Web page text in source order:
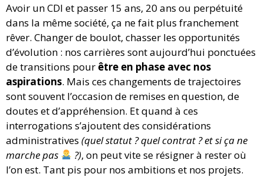
Avoir un CDI et passer 15 ans, 20 ans ou perpétuité
dans la même société, ça ne fait plus franchement
rêver. Changer de boulot, chasser les opportunités
d’évolution : nos carrières sont aujourd’hui ponctuées
de transitions pour être en phase avec nos
aspirations. Mais ces changements de trajectoires
sont souvent l’occasion de remises en question, de
doutes et d’appréhension. Et quand à ces
interrogations s’ajoutent des considérations
administratives (quel statut ? quel contrat ? et si ça ne
marche pas
?), on peut vite se résigner à rester où
l’on est. Tant pis pour nos ambitions et nos projets.